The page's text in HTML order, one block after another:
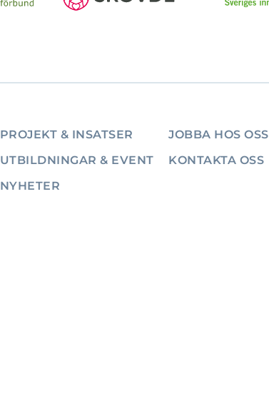
PROJEKT & INSATSER
UTBILDNINGAR & EVENT
NYHETER
JOBBA HOS OSS
KONTAKTA OSS